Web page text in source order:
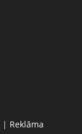
| Reklāma